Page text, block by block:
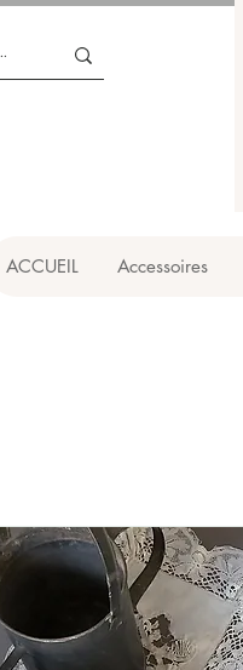
ACCUEIL Accessoires